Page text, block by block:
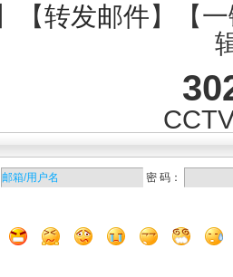
【转发邮件】【
密 码：